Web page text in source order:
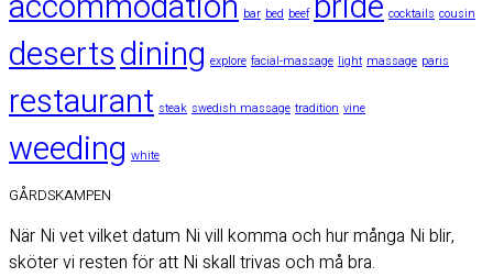
bar bed beef cocktails cousin
desertsdining explore facial-massage light massage paris
restaurant steak swedish massage tradition vine
weeding white
GÅRDSKAMPEN
När Ni vet vilket datum Ni vill komma och hur många Ni blir,
sköter vi resten för att Ni skall trivas och må bra.